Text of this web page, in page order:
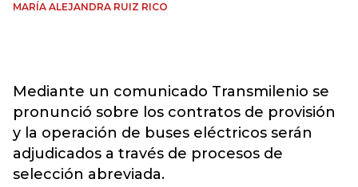
MARÍA ALEJANDRA RUIZ RICO
Mediante un comunicado Transmilenio se
pronunció sobre los contratos de provisión
y la operación de buses eléctricos serán
adjudicados a través de procesos de
selección abreviada.